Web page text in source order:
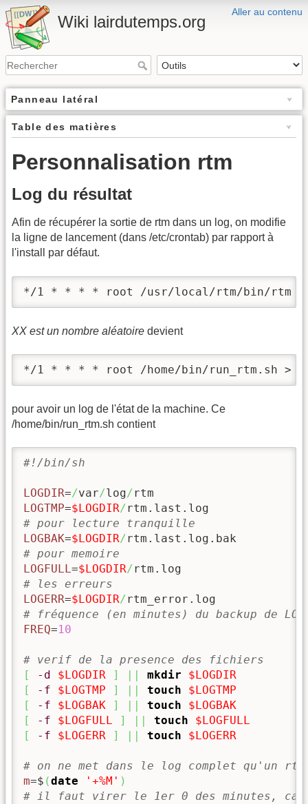
Aller au contenu
Wiki lairdutemps.org
Panneau latéral
Table des matières
Personnalisation rtm
Log du résultat
Afin de récupérer la sortie de rtm dans un log, on modifie
la ligne de lancement (dans /etc/crontab) par rapport à
l'install par défaut.
*/1 * * * * root /usr/local/rtm/bin/rtm
XX est un nombre aléatoire devient
*/1 * * * * root /home/bin/run_rtm.sh >
pour avoir un log de l'état de la machine. Ce
/home/bin/run_rtm.sh contient
#!/bin/sh
LOGDIR=/var/log/
LOGTMP=$LOGDIR/
# pour lecture tranquille
LOGBAK=$LOGDIR/
# pour memoire
LOGFULL=$LOGDIR/
# les erreurs
LOGERR=$LOGDIR/
# fréquence (en minutes) du backup de
FREQ=10
# verif de la presence des fichiers
[
-d $LOGDIR ] mkdir
$LOGDIR
[
-f $LOGTMP ] touch
$LOGTMP
[
-f $LOGBAK ] touch
$LOGBAK
[
-f $LOGFULL ] touch
$LOGFULL
[
-f $LOGERR ] touch $LOGERR
# on ne met dans le log complet qu'un
m=$ (date '+%M' )
# il faut virer le 1er 0 des minutes, car